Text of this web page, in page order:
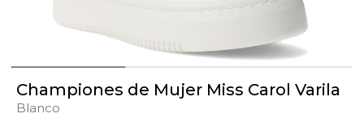
Championes de Mujer Miss Carol Varila
Blanco